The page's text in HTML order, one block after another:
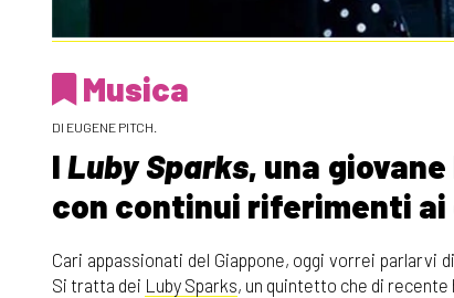
Musica
DI EUGENE PITCH.
ILuby Sparks, una
con continui riferimenti ai
Cari appassionati del Giappone, oggi vorrei parlarvi
Si tratta dei Luby Sparks, un quintetto che di recente